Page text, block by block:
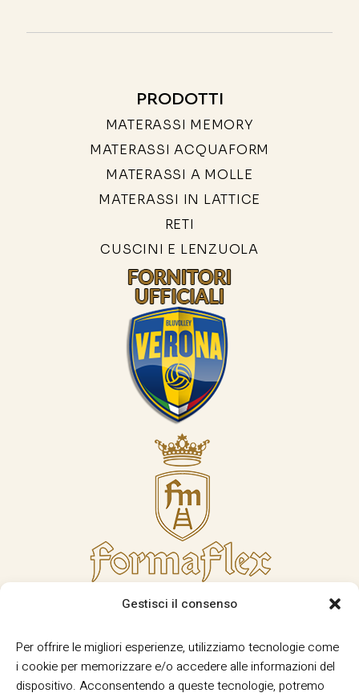
Gestisci il consenso
Per offrire le migliori esperienze, utilizziamo tecnologie come
i cookie per memorizzare e/o accedere alle informazioni del
dispositivo. Acconsentendo a queste tecnologie, potremo
PRODOTTI
MATERASSI MEMORY
MATERASSI ACQUAFORM
MATERASSI A MOLLE
MATERASSI IN LATTICE
RETI
CUSCINI E LENZUOLA